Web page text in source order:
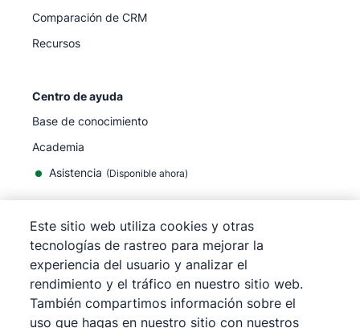
Comparación de CRM
Recursos
Centro de ayuda
Base de conocimiento
Academia
Asistencia (Disponible ahora)
©2026Pipedrive
Pipedrive
Términos de servicio
Pipedrive
Aviso de privacidad
Mapa del sitio
Este sitio web utiliza cookies y otras
tecnologías de rastreo para mejorar la
experiencia del usuario y analizar el
rendimiento y el tráfico en nuestro sitio web.
También compartimos información sobre el
uso que hagas en nuestro sitio con nuestros